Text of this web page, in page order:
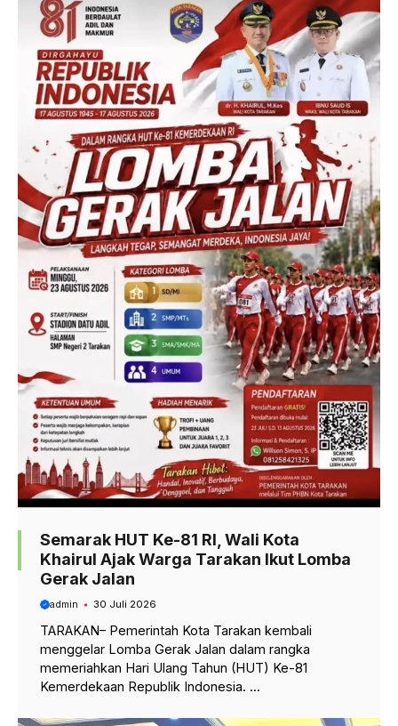
Semarak HUT Ke-81 RI, Wali Kota
Khairul Ajak Warga Tarakan Ikut Lomba
Gerak Jalan
admin 30 Juli 2026
TARAKAN– Pemerintah Kota Tarakan kembali
menggelar Lomba Gerak Jalan dalam rangka
memeriahkan Hari Ulang Tahun (HUT) Ke-81
Kemerdekaan Republik Indonesia. ...